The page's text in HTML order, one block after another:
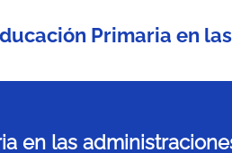
Primaria en
en las